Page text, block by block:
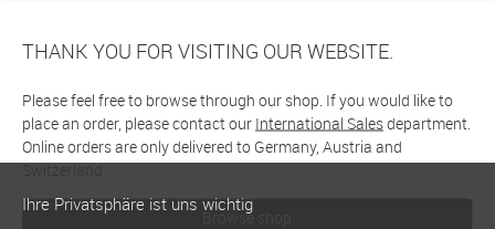
THANK YOU FOR VISITING OUR WEBSITE.
Please feel free to browse through our shop. If you would like to
place an order, please contact our International Salesdepartment.
Online orders are only delivered to Germany, Austria and
Switzerland
Browse shop
Ihre Privatsphäre ist uns wichtig